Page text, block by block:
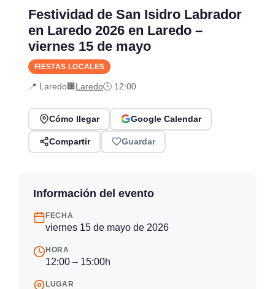
Festividad de San Isidro Labrador
en Laredo 2026 en Laredo –
viernes 15 de mayo
FIESTAS LOCALES
📍 Laredo🏢Laredo🕒 12:00
Cómo llegar Google Calendar
Compartir Guardar
Información del evento
FECHA
viernes 15 de mayo de 2026
HORA
12:00 – 15:00h
LUGAR